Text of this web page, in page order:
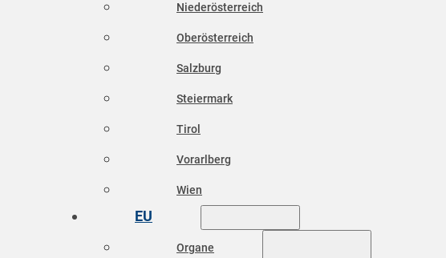
Niederösterreich
Oberösterreich
Salzburg
Steiermark
Tirol
Vorarlberg
Wien
EU
Organe